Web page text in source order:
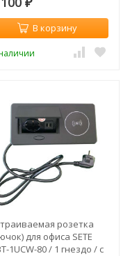
₽
В корзину
розетка
для офиса SETE
1UCW-80 / 1 гнездо / с